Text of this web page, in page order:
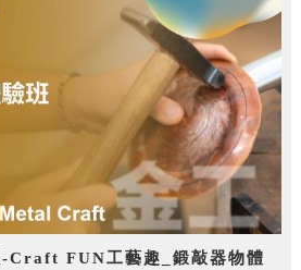
-Craft FUN工藝趣_鍛敲器物體